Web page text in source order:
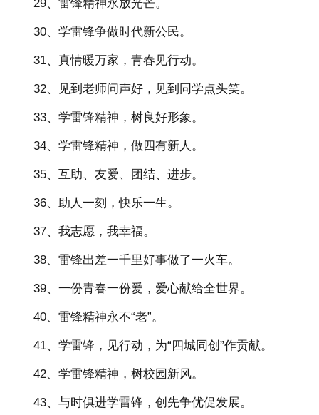
29、雷锋精神永放光芒。
30、学雷锋争做时代新公民。
31、真情暖万家，青春见行动。
32、见到老师问声好，见到同学点头笑。
33、学雷锋精神，树良好形象。
34、学雷锋精神，做四有新人。
35、互助、友爱、团结、进步。
36、助人一刻，快乐一生。
37、我志愿，我幸福。
38、雷锋出差一千里好事做了一火车。
39、一份青春一份爱，爱心献给全世界。
40、雷锋精神永不“老”。
41、学雷锋，见行动，为“四城同创”作贡献。
42、学雷锋精神，树校园新风。
43、与时俱进学雷锋，创先争优促发展。